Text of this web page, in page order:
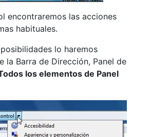
encontraremos las acciones
habituales.
lo haremos
la Barra de Dirección, Panel de
los elementos de Panel